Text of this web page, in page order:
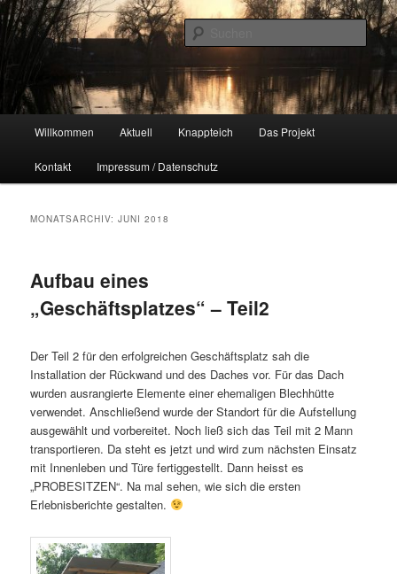
Zum
primären
springen
Zum
sekundären
springen Unser Knappteich
Naherholungsgebiet im Chemnitzer Yorckgebiet
Willkommen Aktuell Knappteich Das Projekt
Kontakt Impressum / Datenschutz
MONATSARCHIV:JUNI 2018
Aufbau eines
„Geschäftsplatzes“ – Teil2
Der Teil 2 für den erfolgreichen Geschäftsplatz sah die
Installation der Rückwand und des Daches vor. Für das Dach
wurden ausrangierte Elemente einer ehemaligen Blechhütte
verwendet. Anschließend wurde der Standort für die Aufstellung
ausgewählt und vorbereitet. Noch ließ sich das Teil mit 2 Mann
transportieren. Da steht es jetzt und wird zum nächsten Einsatz
mit Innenleben und Türe fertiggestellt. Dann heisst es
„PROBESITZEN“. Na mal sehen, wie sich die ersten
Erlebnisberichte gestalten.